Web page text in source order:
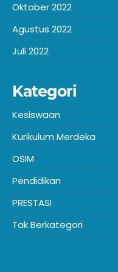
Oktober 2022
Agustus 2022
Juli 2022
Kategori
Kesiswaan
Kurikulum Merdeka
OSIM
Pendidikan
PRESTASI
Tak Berkategori